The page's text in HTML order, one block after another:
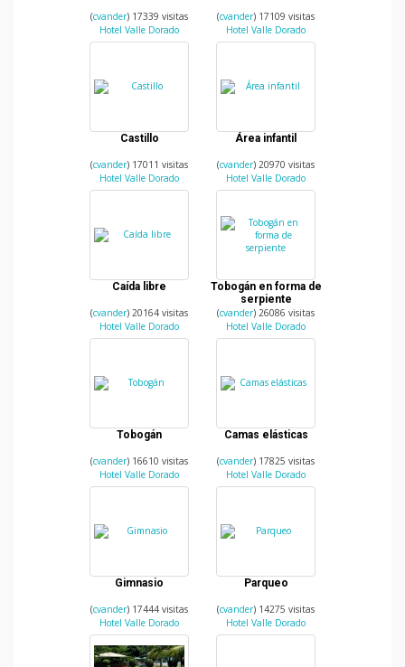
(cvander) 17339 visitas
Hotel Valle Dorado
(cvander) 17109 visitas
Hotel Valle Dorado
Castillo
(cvander) 17011 visitas
Hotel Valle Dorado
Área infantil
(cvander) 20970 visitas
Hotel Valle Dorado
Caída libre
(cvander) 20164 visitas
Hotel Valle Dorado
Tobogán en forma de
serpiente
(cvander) 26086 visitas
Hotel Valle Dorado
Tobogán
(cvander) 16610 visitas
Hotel Valle Dorado
Camas elásticas
(cvander) 17825 visitas
Hotel Valle Dorado
Gimnasio
(cvander) 17444 visitas
Hotel Valle Dorado
Parqueo
(cvander) 14275 visitas
Hotel Valle Dorado